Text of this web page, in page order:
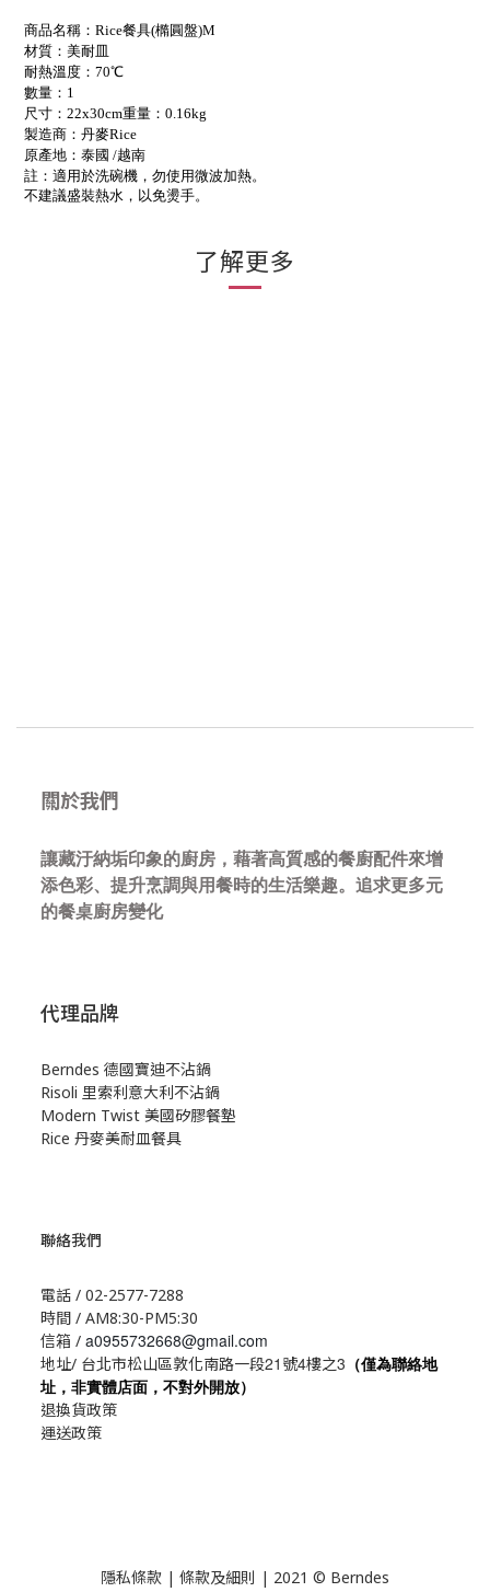
商品名稱： Rice餐具(橢圓盤)M
材質：美耐皿
耐熱溫度： 70℃
數量： 1
尺寸： 22x30cm重量： 0.16kg
製造商：丹麥Rice
原產地：泰國 /越南
註：適用於洗碗機，勿使用微波加熱。
不建議盛裝熱水，以免燙手。
了解更多
關於我們
讓藏汙納垢印象的廚房，藉著高質感的餐廚配件來增
添色彩、提升烹調與用餐時的生活樂趣。追求更多元
的餐桌廚房變化
代理品牌
Berndes 德國寶迪不沾鍋
Risoli 里索利意大利不沾鍋
Modern Twist 美國矽膠餐墊
Rice 丹麥美耐皿餐具
聯絡我們
電話 / 02-2577-7288
時間 / AM8:30-PM5:30
信箱 / a0955732668@gmail.com
地址/ 台北市松山區敦化南路一段21 號4樓之3 （僅為聯絡地
址，非實體店面，不對外開放）
退換貨政策
運送政策
隱私條款 | 條款及細則 | 2021 © Berndes